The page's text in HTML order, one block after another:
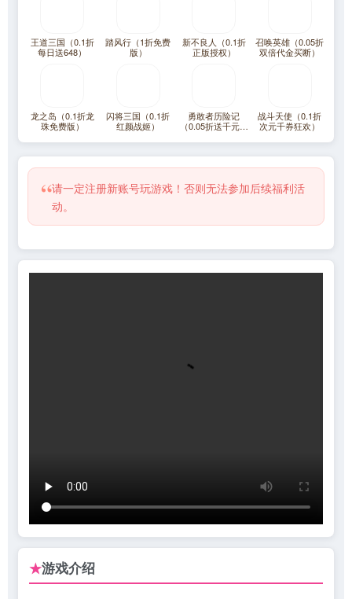
王道三国（0.1折
每日送648）
踏风行（1折免费
版）
新不良人（0.1折
正版授权）
召唤英雄（0.05折
双倍代金买断）
龙之岛（0.1折龙
珠免费版）
闪将三国（0.1折
红颜战姬）
勇敢者历险记
（0.05折送千元代
战斗天使（0.1折
次元千券狂欢）
“请一定注册新账号玩游戏！否则无法参加后续福利活
动。
★游戏介绍